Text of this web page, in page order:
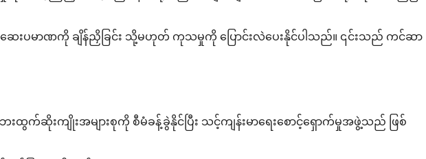
ေးပမာဏကို ချိန်ညှိခြင်း သို့မဟုတ် ကုသမှုကို ပြောင်းလဲပေးနိုင်ပါသည်။ ၎င်းသည် ကင်ဆာ
ထွက်ဆိုးကျိုးအများစုကို စီမံခန့်ခွဲနိုင်ပြီး သင့်ကျန်းမာရေးစောင့်ရှောက်မှုအဖွဲ့သည် ဖြစ်